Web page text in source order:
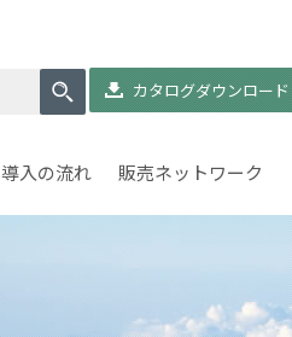
カタログダウンロード
導入の流れ 販売ネットワーク